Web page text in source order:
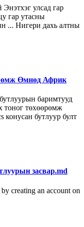
улсад гар
гар утасны
... Нигери дахь алтны
Өмнөд Африк
баримтууд
тоног төхөөрөмж
бутлуур булт
засвар.md
creating an account on